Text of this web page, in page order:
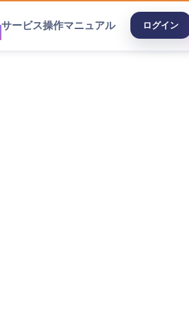
サービス操作マニュアル ログイン